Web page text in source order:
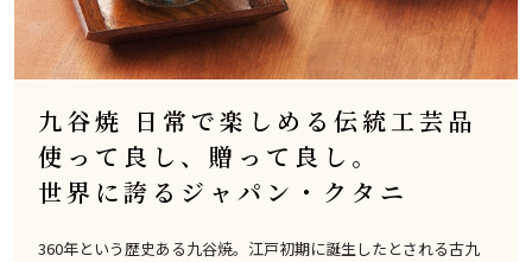
九谷焼 日常で楽しめる伝統工芸品
使って良し、贈って良し。
世界に誇るジャパン・クタニ
360年という歴史ある九谷焼。江戸初期に誕生したとされる古九